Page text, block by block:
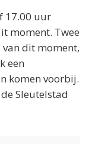
17.00 uur
moment. Twee
dit moment,
een
komen voorbij.
Sleutelstad